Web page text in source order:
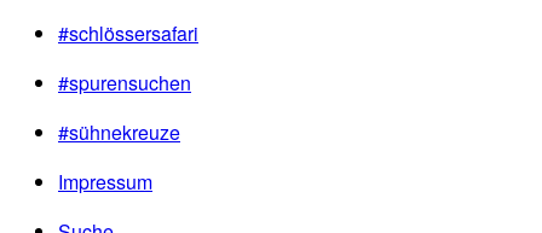
#schlössersafari
#spurensuchen
#sühnekreuze
Impressum